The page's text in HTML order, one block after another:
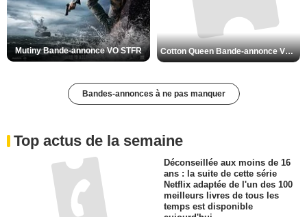
Mutiny Bande-annonce VO STFR Cotton Queen Bande-annonce VO STFR
Bandes-annonces à ne pas manquer
Top actus de la semaine
Déconseillée aux moins de 16
ans : la suite de cette série
Netflix adaptée de l'un des 100
meilleurs livres de tous les
temps est disponible